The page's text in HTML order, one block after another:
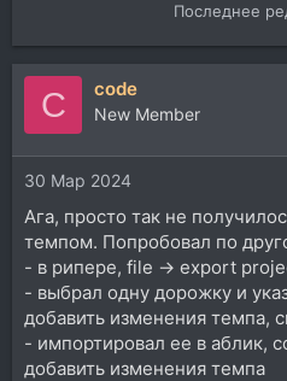
Последнее
C code
New Member
30 Мар 2024
Ага, просто так не
темпом. Попробовал по
- в рипере, file -> export
- выбрал одну дорожку и
добавить изменения темпа,
- импортировал ее в аблик,
добавить изменения темпа